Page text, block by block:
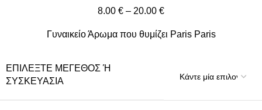
8.00 € – 20.00 €
Γυναικείο Άρωμα που θυμίζει Paris Paris
ΕΠΙΛΈΞΤΕ ΜΈΓΕΘΟΣ Ή Σ
ΥΣΚΕΥΑΣΊΑ